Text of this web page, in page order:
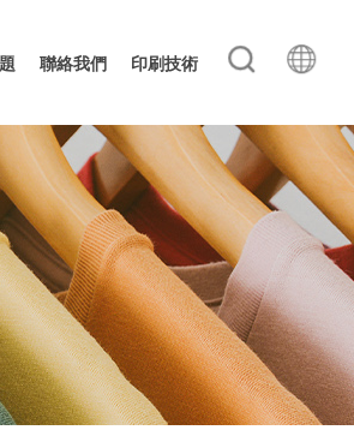
聯絡我們 印刷技術